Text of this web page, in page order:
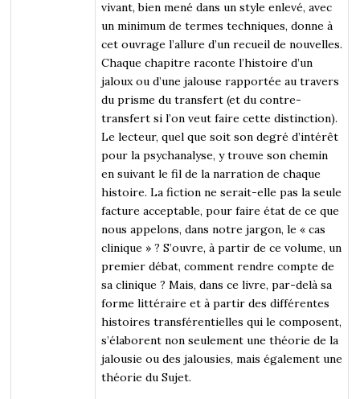
vivant, bien mené dans un style enlevé, avec
un minimum de termes techniques, donne à
cet ouvrage l’allure d’un recueil de nouvelles.
Chaque chapitre raconte l’histoire d’un
jaloux ou d’une jalouse rapportée au travers
du prisme du transfert (et du contre-
transfert si l’on veut faire cette distinction).
Le lecteur, quel que soit son degré d’intérêt
pour la psychanalyse, y trouve son chemin
en suivant le fil de la narration de chaque
histoire. La fiction ne serait-elle pas la seule
facture acceptable, pour faire état de ce que
nous appelons, dans notre jargon, le « cas
clinique » ? S’ouvre, à partir de ce volume, un
premier débat, comment rendre compte de
sa clinique ? Mais, dans ce livre, par-delà sa
forme littéraire et à partir des différentes
histoires transférentielles qui le composent,
s’élaborent non seulement une théorie de la
jalousie ou des jalousies, mais également une
théorie du Sujet.